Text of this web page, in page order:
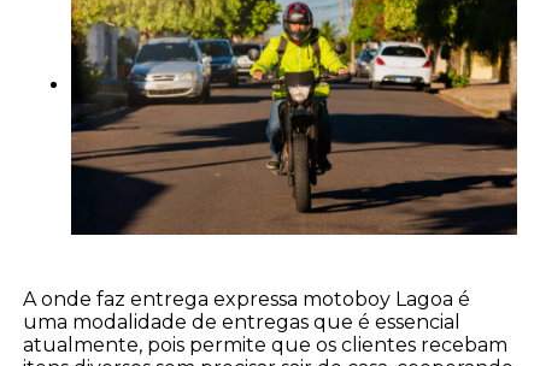
A onde faz entrega expressa motoboy Lagoa é
uma modalidade de entregas que é essencial
atualmente, pois permite que os clientes recebam